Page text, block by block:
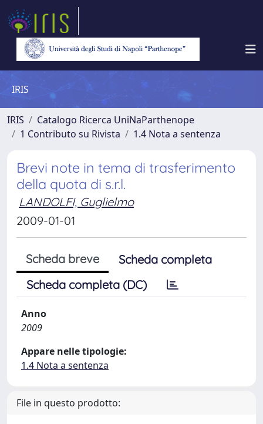
IRIS
IRIS
Catalogo Ricerca UniNaParthenope
1 Contributo su Rivista
1.4 Nota a sentenza
Brevi note in tema di trasferimento
della quota di s.r.l.
LANDOLFI, Guglielmo
2009-01-01
Scheda breve
Scheda completa
Scheda completa (DC)
Anno
2009
Appare nelle tipologie:
1.4 Nota a sentenza
File in questo prodotto: